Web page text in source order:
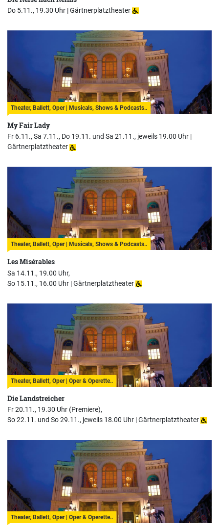
Do 5.11., 19.30 Uhr |Gärtnerplatztheater
Theater, Ballett, Oper | Musicals, Shows & Podcasts..
My Fair Lady
Fr 6.11., Sa 7.11., Do 19.11. und Sa 21.11., jeweils 19.00 Uhr |
Gärtnerplatztheater
Theater, Ballett, Oper | Musicals, Shows & Podcasts..
Les Misérables
Sa 14.11., 19.00 Uhr,
So 15.11., 16.00 Uhr |Gärtnerplatztheater
Theater, Ballett, Oper | Oper & Operette..
Die Landstreicher
Fr 20.11., 19.30 Uhr (Premiere),
So 22.11. und So 29.11., jeweils 18.00 Uhr |Gärtnerplatztheater
Theater, Ballett, Oper | Oper & Operette..